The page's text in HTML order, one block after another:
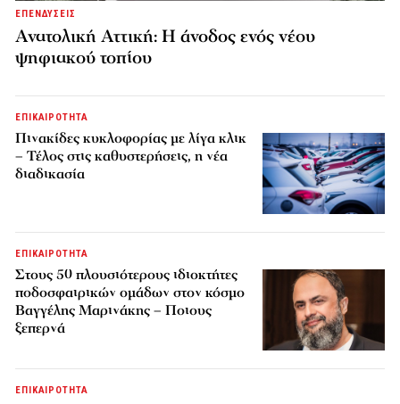
ΕΠΕΝΔΥΣΕΙΣ
Ανατολική Αττική: Η άνοδος ενός νέου
ψηφιακού τοπίου
ΕΠΙΚΑΙΡΟΤΗΤΑ
Πινακίδες κυκλοφορίας με λίγα κλικ
– Τέλος στις καθυστερήσεις, η νέα
διαδικασία
ΕΠΙΚΑΙΡΟΤΗΤΑ
Στους 50 πλουσιότερους ιδιοκτήτες
ποδοσφαιρικών ομάδων στον κόσμο
Βαγγέλης Μαρινάκης – Ποιους
ξεπερνά
ΕΠΙΚΑΙΡΟΤΗΤΑ